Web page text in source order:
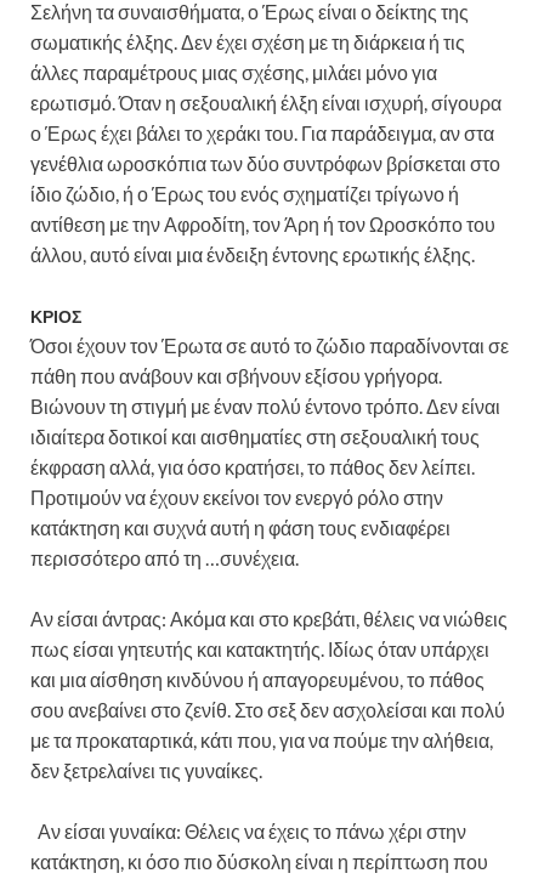
Σελήνη τα συναισθήματα, ο Έρως είναι ο δείκτης της
σωματικής έλξης. Δεν έχει σχέση με τη διάρκεια ή τις
άλλες παραμέτρους μιας σχέσης, μιλάει μόνο για
ερωτισμό. Όταν η σεξουαλική έλξη είναι ισχυρή, σίγουρα
ο Έρως έχει βάλει το χεράκι του. Για παράδειγμα, αν στα
γενέθλια ωροσκόπια των δύο συντρόφων βρίσκεται στο
ίδιο ζώδιο, ή ο Έρως του ενός σχηματίζει τρίγωνο ή
αντίθεση με την Αφροδίτη, τον Άρη ή τον Ωροσκόπο του
άλλου, αυτό είναι μια ένδειξη έντονης ερωτικής έλξης.
ΚΡΙΟΣ
Όσοι έχουν τον Έρωτα σε αυτό το ζώδιο παραδίνονται σε
πάθη που ανάβουν και σβήνουν εξίσου γρήγορα.
Βιώνουν τη στιγμή με έναν πολύ έντονο τρόπο. Δεν είναι
ιδιαίτερα δοτικοί και αισθηματίες στη σεξουαλική τους
έκφραση αλλά, για όσο κρατήσει, το πάθος δεν λείπει.
Προτιμούν να έχουν εκείνοι τον ενεργό ρόλο στην
κατάκτηση και συχνά αυτή η φάση τους ενδιαφέρει
περισσότερο από τη …συνέχεια.
Αν είσαι άντρας: Ακόμα και στο κρεβάτι, θέλεις να νιώθεις
πως είσαι γητευτής και κατακτητής. Ιδίως όταν υπάρχει
και μια αίσθηση κινδύνου ή απαγορευμένου, το πάθος
σου ανεβαίνει στο ζενίθ. Στο σεξ δεν ασχολείσαι και πολύ
με τα προκαταρτικά, κάτι που, για να πούμε την αλήθεια,
δεν ξετρελαίνει τις γυναίκες.
Αν είσαι γυναίκα: Θέλεις να έχεις το πάνω χέρι στην
κατάκτηση, κι όσο πιο δύσκολη είναι η περίπτωση που